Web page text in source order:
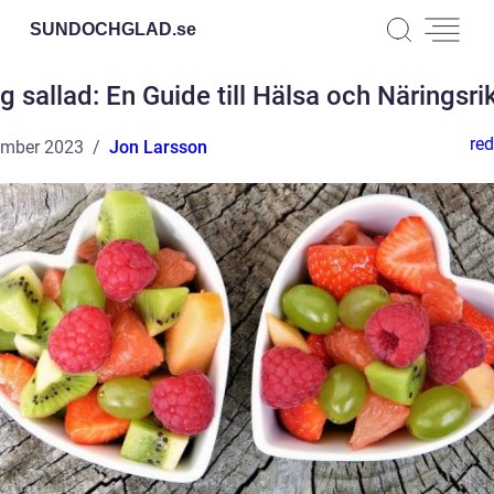
SUNDOCHGLAD.se
sallad: En Guide till Hälsa och
2023 Jon Larsson